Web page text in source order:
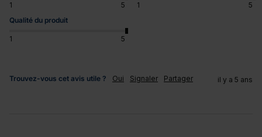
1 5 1
5
Qualité du produit
1 5
Trouvez-vous cet avis utile ? Oui Signaler Partager il y a 5 ans